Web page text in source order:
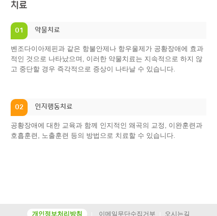
치료
01 약물치료
벤조다이아제핀과 같은 항불안제나 항우울제가 공황장애에 효과
적인 것으로 나타났으며, 이러한 약물치료는 지속적으로 하지 않
고 중단할 경우 즉각적으로 증상이 나타날 수 있습니다.
02 인지행동치료
공황장애에 대한 교육과 함께 인지적인 왜곡의 교정, 이완훈련과
호흡훈련, 노출훈련 등의 방법으로 치료할 수 있습니다.
개인정보처리방침 이메일무단수집거부 오시는길